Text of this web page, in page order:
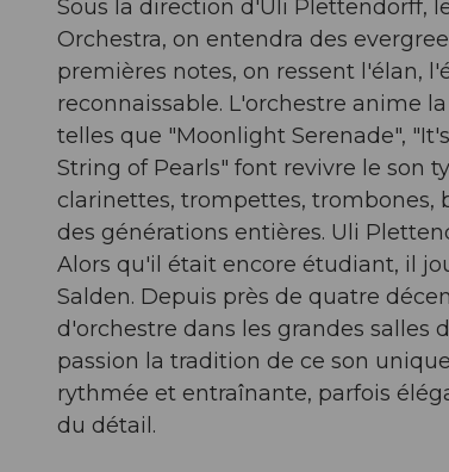
Sous la direction d'Uli Plettendorff,
Orchestra, on entendra des
premières notes, on ressent l'élan,
reconnaissable. L'orchestre anime
telles que "Moonlight Serenade",
String of Pearls" font revivre le son
clarinettes, trompettes, trombones,
des générations entières. Uli
Alors qu'il était encore étudiant, il
Salden. Depuis près de quatre
d'orchestre dans les grandes salles
passion la tradition de ce son
rythmée et entraînante, parfois
du détail.